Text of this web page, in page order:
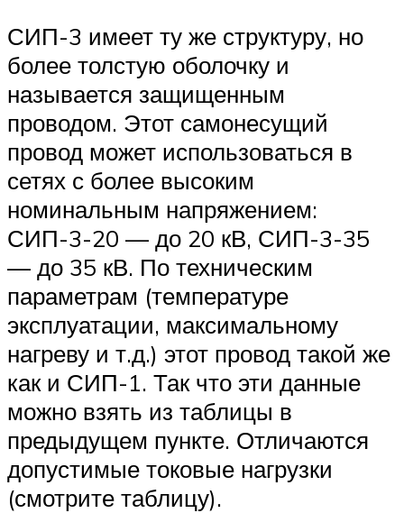
СИП-3 имеет ту же структуру, но
более толстую оболочку и
называется защищенным
проводом. Этот самонесущий
провод может использоваться в
сетях с более высоким
номинальным напряжением:
СИП-3-20 — до 20 кВ, СИП-3-35
— до 35 кВ. По техническим
параметрам (температуре
эксплуатации, максимальному
нагреву и т.д.) этот провод такой же
как и СИП-1. Так что эти данные
можно взять из таблицы в
предыдущем пункте. Отличаются
допустимые токовые нагрузки
(смотрите таблицу).